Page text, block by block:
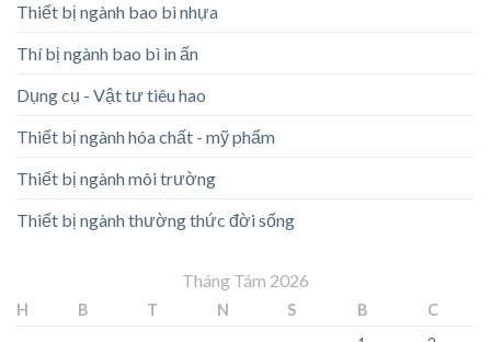
Thiết bị ngành bao bì nhựa
Thí bị ngành bao bì in ấn
Dụng cụ - Vật tư tiêu hao
Thiết bị ngành hóa chất - mỹ phẩm
Thiết bị ngành môi trường
Thiết bị ngành thường thức đời sống
Tháng Tám 2026
H B T N S B
C